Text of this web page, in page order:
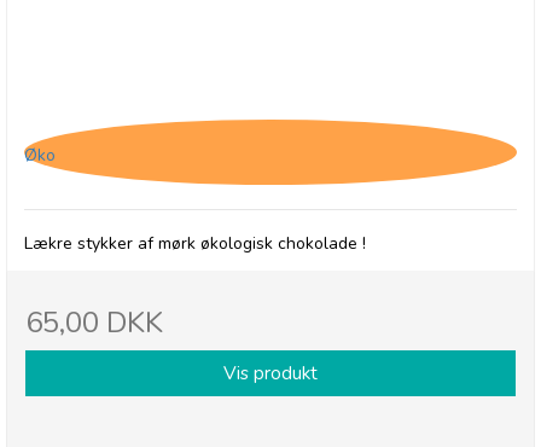
Øko
Lækre stykker af mørk økologisk chokolade !
65,00 DKK
Vis produkt